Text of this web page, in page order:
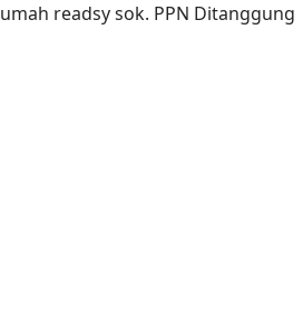
readsy sok. PPN Ditanggung